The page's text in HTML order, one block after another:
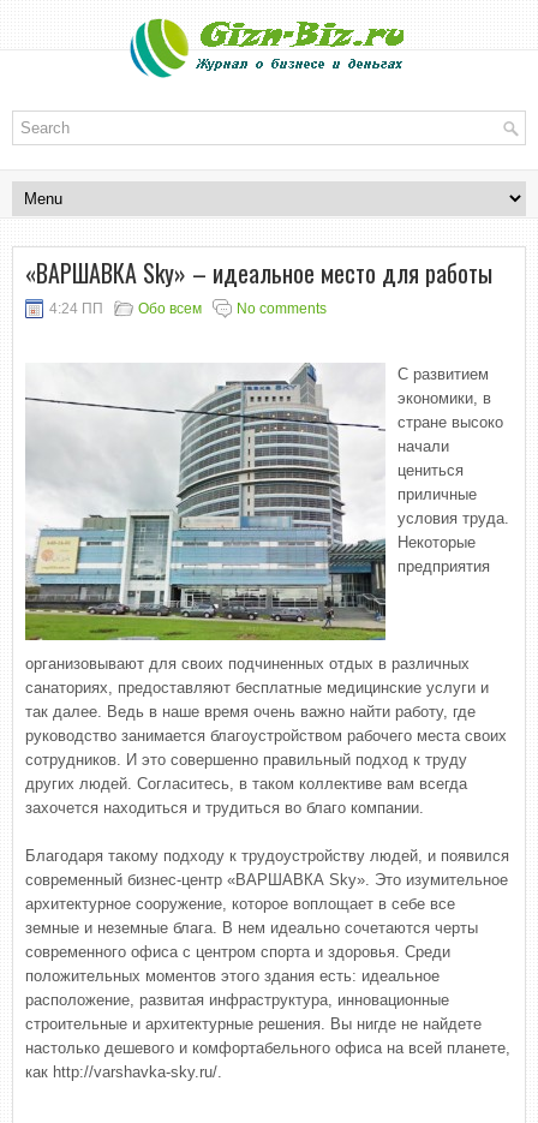
«ВАРШАВКА Sky» – идеальное место для работы
4:24 ПП Обо всем No comments
С развитием
экономики, в
стране высоко
начали
цениться
приличные
условия труда.
Некоторые
предприятия
организовывают для своих подчиненных отдых в различных
санаториях, предоставляют бесплатные медицинские услуги и
так далее. Ведь в наше время очень важно найти работу, где
руководство занимается благоустройством рабочего места своих
сотрудников. И это совершенно правильный подход к труду
других людей. Согласитесь, в таком коллективе вам всегда
захочется находиться и трудиться во благо компании.
Благодаря такому подходу к трудоустройству людей, и появился
современный бизнес-центр «ВАРШАВКА Sky». Это изумительное
архитектурное сооружение, которое воплощает в себе все
земные и неземные блага. В нем идеально сочетаются черты
современного офиса с центром спорта и здоровья. Среди
положительных моментов этого здания есть: идеальное
расположение, развитая инфраструктура, инновационные
строительные и архитектурные решения. Вы нигде не найдете
настолько дешевого и комфортабельного офиса на всей планете,
как http://varshavka-sky.ru/.